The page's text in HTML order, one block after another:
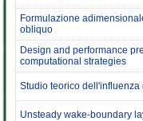
Formulazione
obliquo
Design and performance
computational strategies
Studio teorico
Unsteady wake-boundary